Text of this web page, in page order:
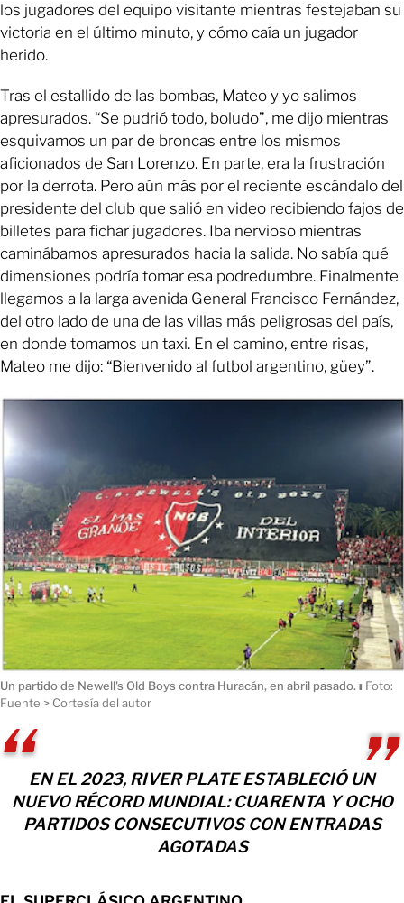
los jugadores del equipo visitante mientras festejaban su
victoria en el último minuto, y cómo caía un jugador
herido.
Tras el estallido de las bombas, Mateo y yo salimos
apresurados. “Se pudrió todo, boludo”, me dijo mientras
esquivamos un par de broncas entre los mismos
aficionados de San Lorenzo. En parte, era la frustración
por la derrota. Pero aún más por el reciente escándalo del
presidente del club que salió en video recibiendo fajos de
billetes para fichar jugadores. Iba nervioso mientras
caminábamos apresurados hacia la salida. No sabía qué
dimensiones podría tomar esa podredumbre. Finalmente
llegamos a la larga avenida General Francisco Fernández,
del otro lado de una de las villas más peligrosas del país,
en donde tomamos un taxi. En el camino, entre risas,
Mateo me dijo: “Bienvenido al futbol argentino, güey”.
Un partido de Newell's Old Boys contra Huracán, en abril pasado. ı Foto:
Fuente > Cortesía del autor
EN EL 2023, RIVER PLATE ESTABLECIÓ UN
NUEVO RÉCORD MUNDIAL: CUARENTA Y OCHO
PARTIDOS CONSECUTIVOS CON ENTRADAS
AGOTADAS